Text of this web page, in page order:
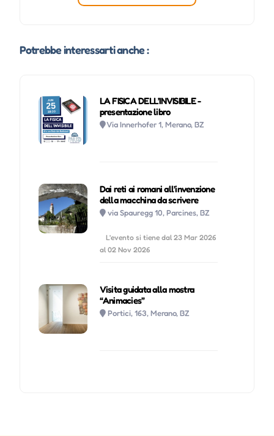
Potrebbe interessarti anche :
LA FISICA DELL’INVISIBILE -
presentazione libro
Via Innerhofer 1, Merano, BZ
Dai reti ai romani all’invenzione
della macchina da scrivere
via Spauregg 10, Parcines, BZ
L'evento si tiene dal 23 Mar 2026
al 02 Nov 2026
Visita guidata alla mostra
“Animacies”
Portici, 163, Merano, BZ